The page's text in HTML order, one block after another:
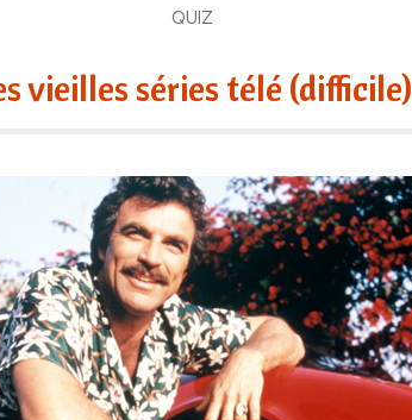
QUIZ
vieilles séries télé (difficile)